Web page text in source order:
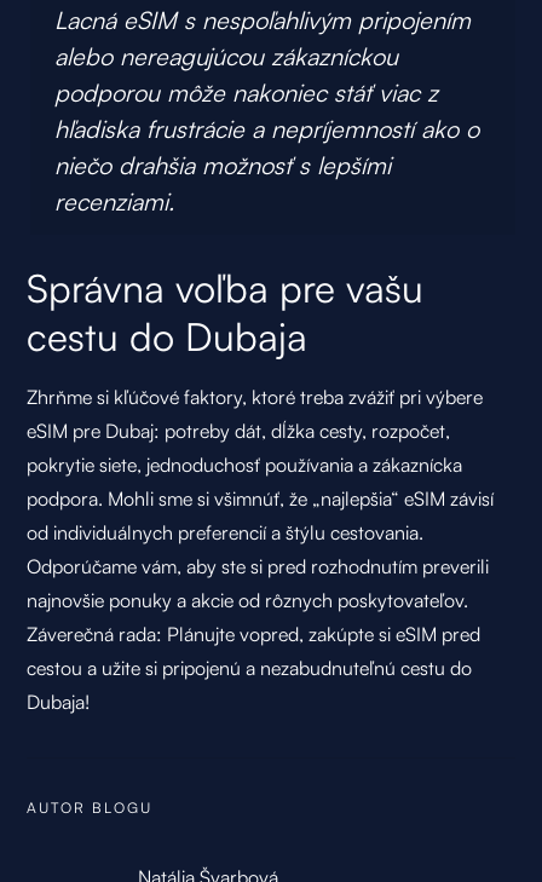
Lacná eSIM s nespoľahlivým pripojením
alebo nereagujúcou zákazníckou
podporou môže nakoniec stáť viac z
hľadiska frustrácie a nepríjemností ako o
niečo drahšia možnosť s lepšími
recenziami.
Správna voľba pre vašu
cestu do Dubaja
Zhrňme si kľúčové faktory, ktoré treba zvážiť pri výbere
eSIM pre Dubaj: potreby dát, dĺžka cesty, rozpočet,
pokrytie siete, jednoduchosť používania a zákaznícka
podpora. Mohli sme si všimnúť, že „najlepšia“ eSIM závisí
od individuálnych preferencií a štýlu cestovania.
Odporúčame vám, aby ste si pred rozhodnutím preverili
najnovšie ponuky a akcie od rôznych poskytovateľov.
Záverečná rada: Plánujte vopred, zakúpte si eSIM pred
cestou a užite si pripojenú a nezabudnuteľnú cestu do
Dubaja!
AUTOR BLOGU
Natália Švarbová